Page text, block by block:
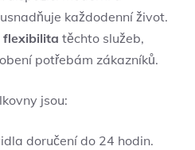
každodenní život.
flexibilita těchto služeb,
potřebám zákazníků.
jsou:
doručení do 24 hodin.